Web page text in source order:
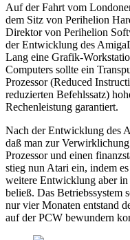
Auf der Fahrt vom
dem Sitz von Perihelion
Direktor von Perihelion
der Entwicklung des
Lang eine Grafik-
Computers sollte ein
Prozessor (Reduced
reduzierten Befehlssatz)
Rechenleistung garantiert.
Nach der Entwicklung des
daß man zur
Prozessor und einen
stieg nun Atari ein, indem
weitere Entwicklung aber
beließ. Das Betriebssystem
nur vier Monaten entstand
auf der PCW bewundern